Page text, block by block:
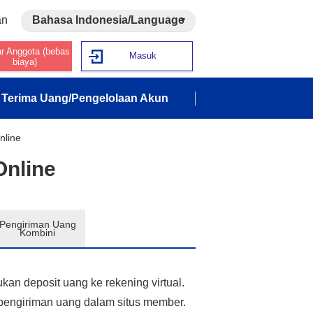
Bahasa Indonesia/Language
Anggota (bebas
biaya)
Masuk
Terima Uang/Pengelolaan Akun
Uang
Kombini
deposit uang ke rekening virtual.
uang dalam situs member.